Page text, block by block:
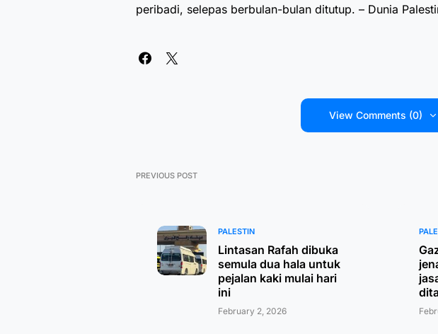
peribadi, selepas berbulan-bulan ditutup. – Dunia
View Comments (0)
PREVIOUS POST
PALESTIN
Lintasan Rafah dibuka
semula dua hala untuk
pejalan kaki mulai hari
ini
February 2, 2026